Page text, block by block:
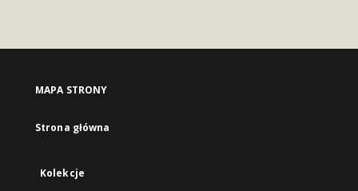
MAPA STRONY
Strona główna
Kolekcje